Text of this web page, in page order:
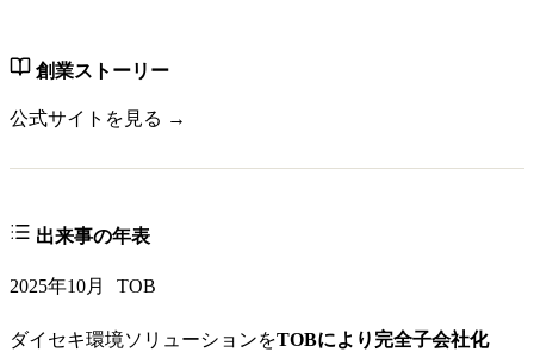
創業ストーリー
公式サイトを見る →
出来事の年表
2025年10月 TOB
ダイセキ環境ソリューションをTOBにより完全子会社化